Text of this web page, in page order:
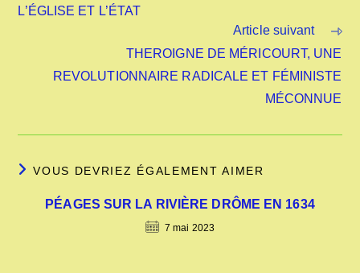
L’ÉGLISE ET L’ÉTAT
Article suivant
THEROIGNE DE MÉRICOURT, UNE
REVOLUTIONNAIRE RADICALE ET FÉMINISTE
MÉCONNUE
VOUS DEVRIEZ ÉGALEMENT AIMER
PÉAGES SUR LA RIVIÈRE DRÔME EN 1634
7 mai 2023